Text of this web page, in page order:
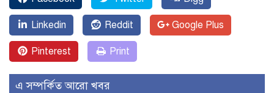
Linkedin Reddit Google Plus
Pinterest Print
এ সম্পর্কিত আরো খবর